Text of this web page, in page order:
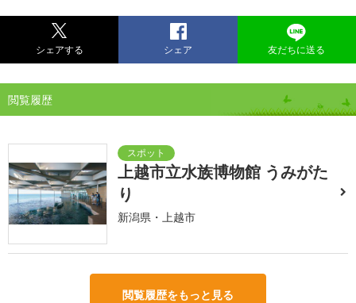
シェアする シェア 友だちに送る
閲覧履歴
上越市立水族博物館 うみがた
り
新潟県・上越市
閲覧履歴をもっと見る